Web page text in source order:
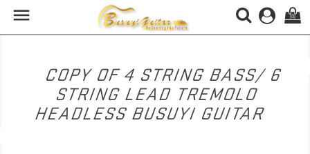
 (0)
COPY OF 4 STRING BASS/ 6
STRING LEAD TREMOLO
HEADLESS BUSUYI GUITAR